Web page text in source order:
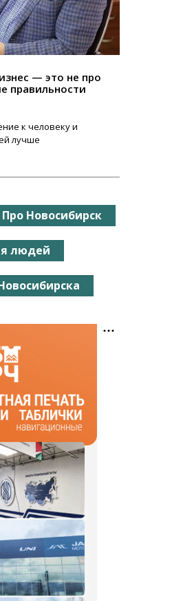
— это не про
правильности
к человеку и
лучше
Про Новосибирск
людей